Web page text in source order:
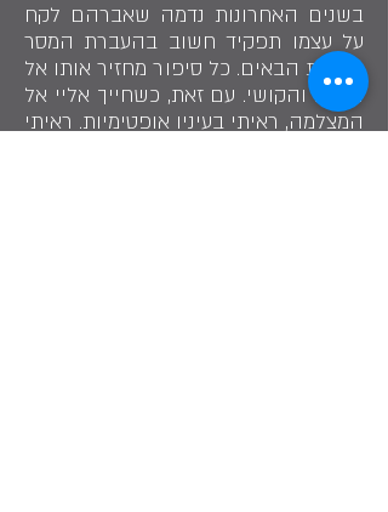
בשנים האחרונות נדמה שאברהם לקח
על עצמו תפקיד חשוב בהעברת המסר
לדורות הבאים. כל סיפור מחזיר אותו אל
הכאב והקושי. עם זאת, כשחייך אליי אל
המצלמה, ראיתי בעיניו אופטימיות. ראיתי